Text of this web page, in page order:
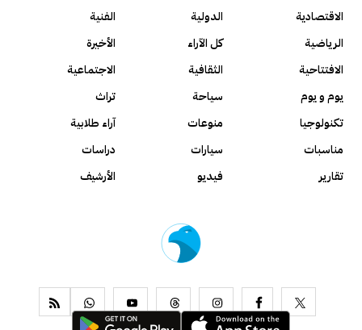
الاقتصادية
الدولية
الفنية
الرياضية
كل الآراء
الأخيرة
الافتتاحية
الثقافية
الاجتماعية
يوم و يوم
سياحة
تراث
تكنولوجيا
منوعات
آراء طلابية
مناسبات
سيارات
دراسات
تقارير
فيديو الأرشيف